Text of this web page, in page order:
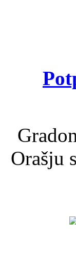
Orašju